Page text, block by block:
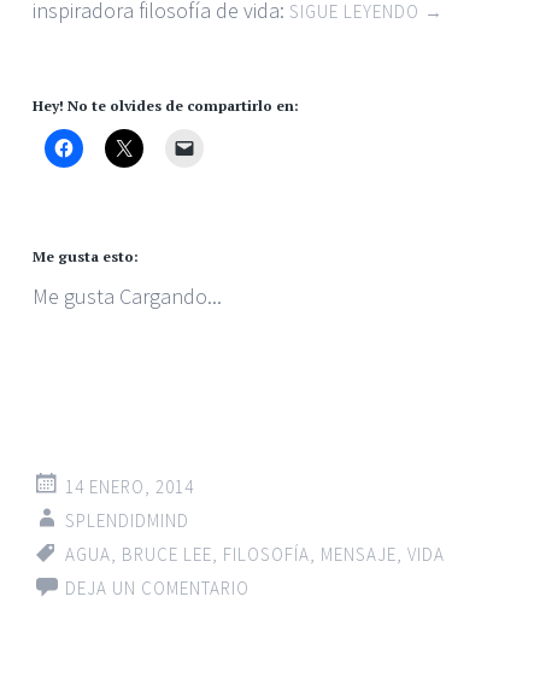
inspiradora filosofía de vida: SIGUE LEYENDO →
Hey! No te olvides de compartirlo en:
Me gusta esto:
Me gusta Cargando...
14 ENERO, 2014
SPLENDIDMIND
AGUA, BRUCE LEE, FILOSOFÍA, MENSAJE, VIDA
DEJA UN COMENTARIO